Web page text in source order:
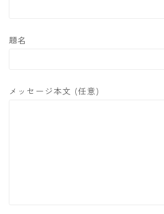
題名
メッセージ本文 (任意)